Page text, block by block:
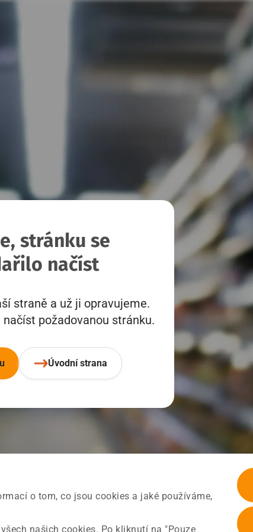
o tom, co jsou cookies a jaké používáme,
našich cookies. Po kliknutí na "Pouze
stránku se
načíst
straně a už ji opravujeme.
požadovanou stránku.
Úvodní strana